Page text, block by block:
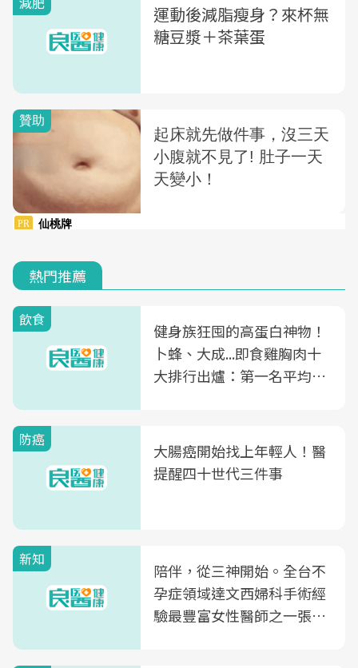
運動後減脂瘦身？來杯無
糖豆漿＋茶葉蛋
熱門推薦
飲食
健身族狂囤的高蛋白神物！
卜蜂、大成...即食雞胸肉十
大排行出爐：第一名平均一
防癌
大腸癌開始找上年輕人！醫
提醒四十世代三件事
新知
陪伴，從三神開始。全台不
孕症領域達文西婦科手術經
驗最豐富女性醫師之一張永